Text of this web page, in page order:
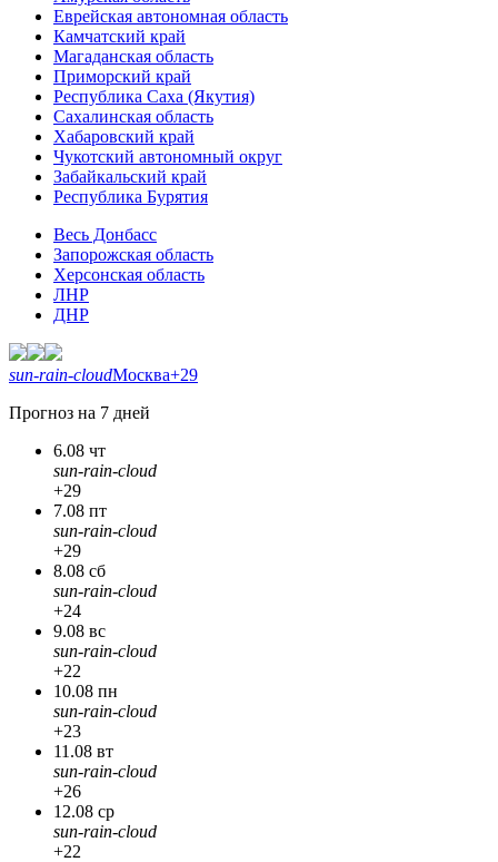
Еврейская автономная область
Камчатский край
Магаданская область
Приморский край
Республика Саха (Якутия)
Сахалинская область
Хабаровский край
Чукотский автономный округ
Забайкальский край
Республика Бурятия
Весь Донбасс
Запорожская область
Херсонская область
ЛНР
ДНР
sun-rain-cloudМосква+29
Прогноз на 7 дней
6.08 чт
sun-rain-cloud
+29
7.08 пт
sun-rain-cloud
+29
8.08 сб
sun-rain-cloud
+24
9.08 вс
sun-rain-cloud
+22
10.08 пн
sun-rain-cloud
+23
11.08 вт
sun-rain-cloud
+26
12.08 ср
sun-rain-cloud
+22